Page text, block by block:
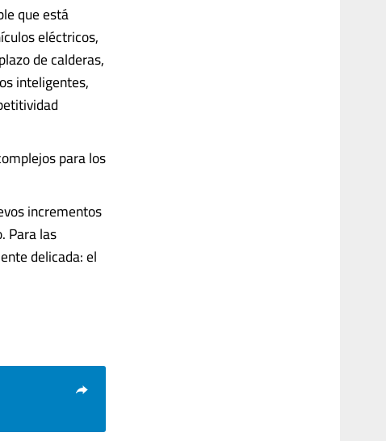
que está
eléctricos,
de calderas,
inteligentes,
para los
incrementos
Para las
delicada: el